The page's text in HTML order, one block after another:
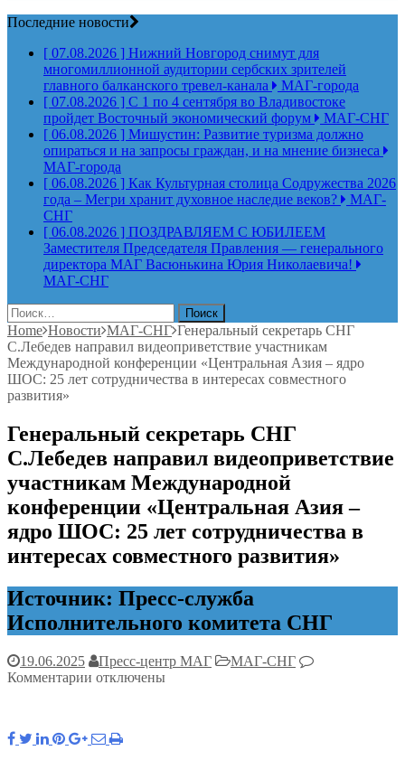
Последние новости
[ 07.08.2026 ] Нижний Новгород снимут для
многомиллионной аудитории сербских зрителей
главного балканского тревел-канала
МАГ-города
[ 07.08.2026 ] С 1 по 4 сентября во Владивостоке
пройдет Восточный экономический форум
МАГ-СНГ
[ 06.08.2026 ] Мишустин: Развитие туризма должно
опираться и на запросы граждан, и на мнение бизнеса
МАГ-города
[ 06.08.2026 ] Как Культурная столица Содружества 2026
года – Мегри хранит духовное наследие веков?
МАГ-
СНГ
[ 06.08.2026 ] ПОЗДРАВЛЯЕМ С ЮБИЛЕЕМ
Заместителя Председателя Правления — генерального
директора МАГ Васюнькина Юрия Николаевича!
МАГ-СНГ
Найти:
Home Новости МАГ-СНГ Генеральный секретарь СНГ
С.Лебедев направил видеоприветствие участникам
Международной конференции «Центральная Азия – ядро
ШОС: 25 лет сотрудничества в интересах совместного
развития»
Генеральный секретарь СНГ
С.Лебедев направил видеоприветствие
участникам Международной
конференции «Центральная Азия –
ядро ШОС: 25 лет сотрудничества в
интересах совместного развития»
Источник: Пресс-служба
Исполнительного комитета СНГ
19.06.2025 Пресс-центр МАГ
МАГ-СНГ
Комментарии к
СНГ
отключены